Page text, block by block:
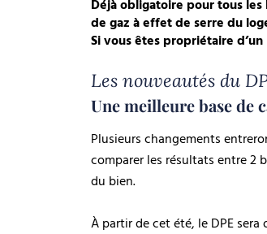
Déjà obligatoire pour tous
de gaz à effet de serre du
Si vous êtes propriétaire
Les nouveautés du
Une meilleure base de
Plusieurs changements
comparer les résultats entre 2
du bien.
À partir de cet été, le DPE